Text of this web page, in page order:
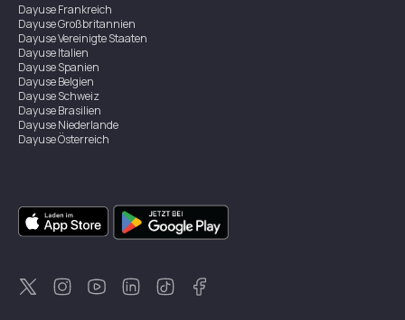
DayuseFrankreich
DayuseGroßbritannien
DayuseVereinigte Staaten
DayuseItalien
DayuseSpanien
DayuseBelgien
DayuseSchweiz
DayuseBrasilien
DayuseNiederlande
DayuseÖsterreich
DayuseSingapur
DayuseZweden
DayuseThailand
DayuseNeuseeland
DayuseTürkei